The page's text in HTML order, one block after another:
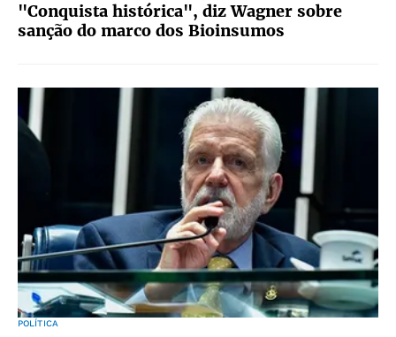
"Conquista histórica", diz Wagner sobre
sanção do marco dos Bioinsumos
POLÍTICA